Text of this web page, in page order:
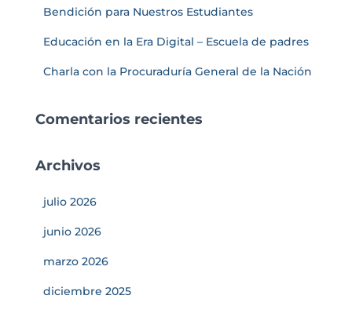
Bendición para Nuestros Estudiantes
Educación en la Era Digital – Escuela de padres
Charla con la Procuraduría General de la Nación
Comentarios recientes
Archivos
julio 2026
junio 2026
marzo 2026
diciembre 2025